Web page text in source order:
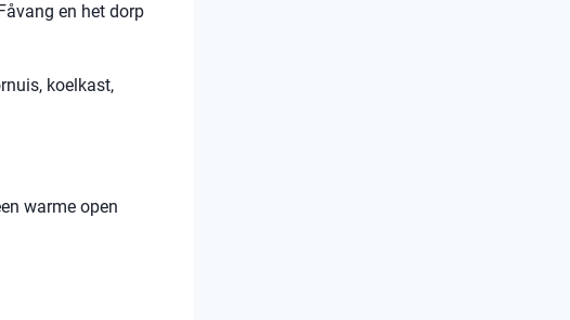
en het dorp
koelkast,
warme open